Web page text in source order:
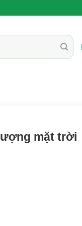
mặt trời